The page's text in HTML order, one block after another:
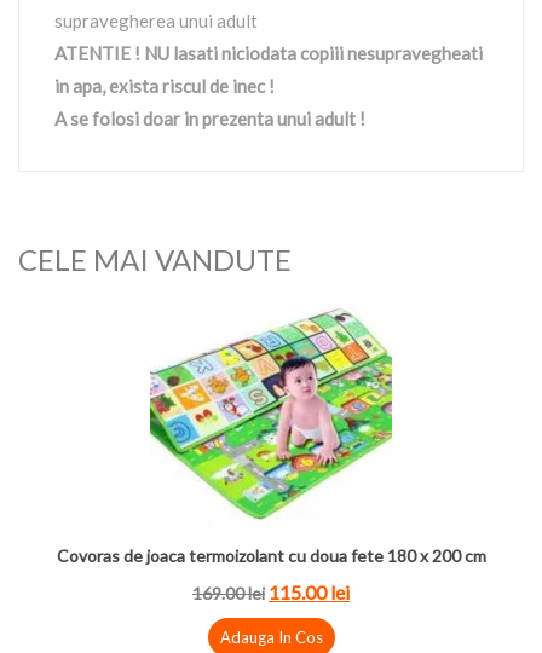
supravegherea unui adult
ATENTIE ! NU lasati niciodata copiii nesupravegheati
in apa, exista riscul de inec !
A se folosi doar in prezenta unui adult !
CELE MAI VANDUTE
Covoras de joaca termoizolant cu doua fete 180 x 200 cm
169.00lei 115.00lei
Adauga In Cos